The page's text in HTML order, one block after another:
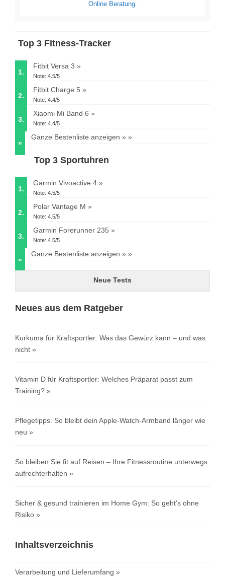
Online Beratung.
Top 3 Fitness-Tracker
1.
Fitbit Versa 3
Note: 4.5/5
2.
Fitbit Charge 5
Note: 4.4/5
3.
Xiaomi Mi Band 6
Note: 4.4/5
»
Ganze Bestenliste anzeigen »
Top 3 Sportuhren
1.
Garmin Vivoactive 4
Note: 4.5/5
2.
Polar Vantage M
Note: 4.5/5
3.
Garmin Forerunner 235
Note: 4.5/5
»
Ganze Bestenliste anzeigen »
Neue Tests
Neues aus dem Ratgeber
Kurkuma für Kraftsportler: Was das Gewürz kann – und was
nicht
Vitamin D für Kraftsportler: Welches Präparat passt zum
Training?
Pflegetipps: So bleibt dein Apple-Watch-Armband länger wie
neu
So bleiben Sie fit auf Reisen – Ihre Fitnessroutine unterwegs
aufrechterhalten
Sicher & gesund trainieren im Home Gym: So geht’s ohne
Risiko
Inhaltsverzeichnis
Verarbeitung und Lieferumfang